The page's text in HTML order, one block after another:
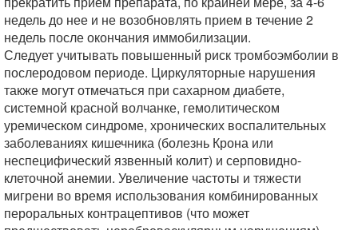
недель до нее и не возобновлять прием в течение 2
недель после окончания иммобилизации.
Следует учитывать повышенный риск тромбоэмболии в
послеродовом периоде. Циркуляторные нарушения
также могут отмечаться при сахарном диабете,
системной красной волчанке, гемолитическом
уремическом синдроме, хронических воспалительных
заболеваниях кишечника (болезнь Крона или
неспецифический язвенный колит) и серповидно-
клеточной анемии. Увеличение частоты и тяжести
мигрени во время использования комбинированных
пероральных контрацептивов (что может